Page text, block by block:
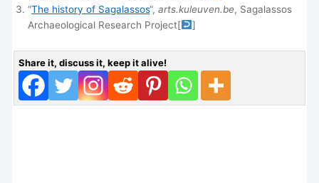
“The history of Sagalassos“,arts.kuleuven.be, Sagalassos
Archaeological Research Project[ ]
Share it, discuss it, keep it alive!